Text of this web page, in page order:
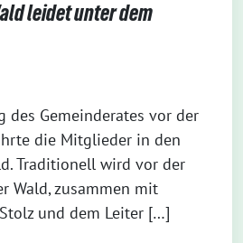
leidet unter dem
des Gemeinderates vor der
die Mitglieder in den
Traditionell wird vor der
Wald, zusammen mit
und dem Leiter […]